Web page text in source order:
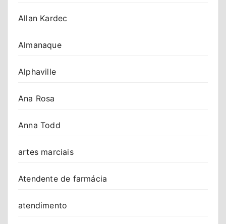
Allan Kardec
Almanaque
Alphaville
Ana Rosa
Anna Todd
artes marciais
Atendente de farmácia
atendimento